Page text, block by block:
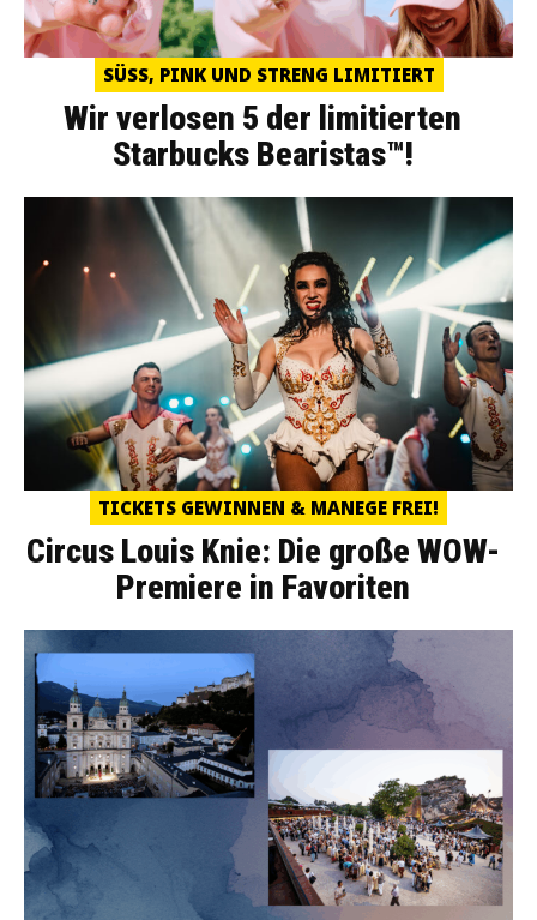
SÜSS, PINK UND STRENG LIMITIERT
Wir verlosen 5 der limitierten
Starbucks Bearistas™!
TICKETS GEWINNEN & MANEGE FREI!
Circus Louis Knie: Die große WOW-
Premiere in Favoriten